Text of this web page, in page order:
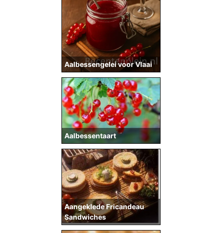
Aalbessengelei voor Vlaai
Aalbessentaart
Aangeklede Fricandeau
Sandwiches